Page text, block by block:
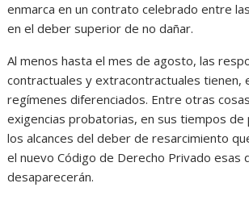
enmarca en un contrato celebrado entre
en el deber superior de no dañar.
Al menos hasta el mes de agosto, las
contractuales y extracontractuales tienen,
regímenes diferenciados. Entre otras
exigencias probatorias, en sus tiempos de
los alcances del deber de resarcimiento
el nuevo Código de Derecho Privado esas
desaparecerán.